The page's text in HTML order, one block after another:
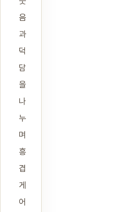
음
과
덕
담
을
나
누
며
흥
겹
게
어